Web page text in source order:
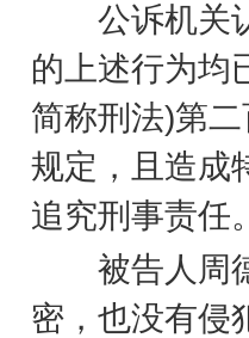
公诉机关认
的上述行为均
简称刑法)第
规定，且造成
追究刑事责任
被告人周德
密，也没有侵